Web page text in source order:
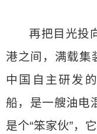
再把目光投
港之间，满载集
中国自主研发
船，是一艘油电
是个“笨家伙”，